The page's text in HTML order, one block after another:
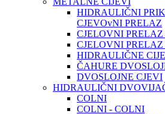
HIDRAULIČNI
CJEVOvNI PRELAZ
CJELOVNI PRELAZ
CJELOVNI PRELAZ
HIDRAULIČNE
ČAHURE
DVOSLOJNE CJEVI
HIDRAULIČNI
COLNI
COLNI - COLNI